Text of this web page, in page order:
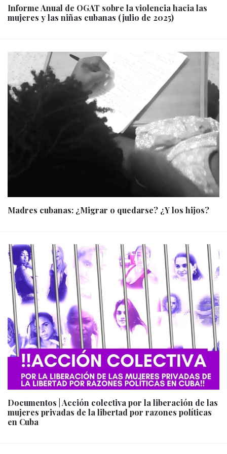
Informe Anual de OGAT sobre la violencia hacia las
mujeres y las niñas cubanas (julio de 2025)
Madres cubanas: ¿Migrar o quedarse? ¿Y los hijos?
Documentos | Acción colectiva por la liberación de las
mujeres privadas de la libertad por razones políticas
en Cuba